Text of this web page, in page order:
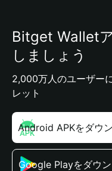
Bitget Wallet
しましょう
2,000万人のユーザー
レット
Android APKをダウ
Google Playをダウ